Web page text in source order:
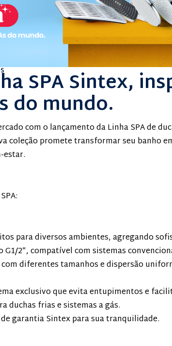
SPA Sintex,
do mundo.
com o lançamento da Linha SPA de
coleção promete transformar seu banho
estar.
para diversos ambientes, agregando
G1/2”, compatível com sistemas
diferentes tamanhos e dispersão
exclusivo que evita entupimentos e
duchas frias e sistemas a gás.
garantia Sintex para sua tranquilidade.